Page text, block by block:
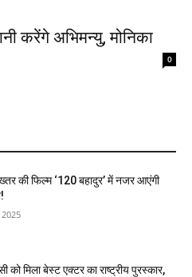
करेंगे अभिमन्यु, मोनिका
0
की फिल्म ‘120 बहादुर’ में नजर आएंगी
को मिला बेस्ट एक्टर का राष्ट्रीय पुरस्कार,